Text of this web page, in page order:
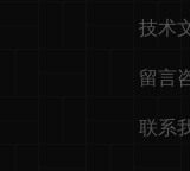
技术
留言
联系